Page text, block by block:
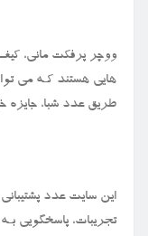
ووچر پرفکت مانی،
هایی هستند کـه می‌
طریق عدد شبا، جایزه
این سایت عدد
تجریبات، پاسخگویی